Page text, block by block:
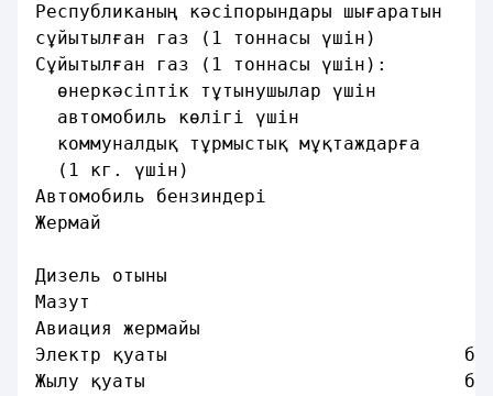
Республиканың кәсiпорындары шығаратын
сұйытылған газ (1 тоннасы үшiн)
Сұйытылған газ (1 тоннасы үшiн):
өнеркәсiптiк тұтынушылар үшiн
автомобиль көлiгi үшiн
коммуналдық тұрмыстық мұқтаждарға
(1 кг. үшiн)
Автомобиль бензиндерi
Жермай
Дизель отыны
Мазут
Авиация жермайы
Электр қуаты
Жылу қуаты